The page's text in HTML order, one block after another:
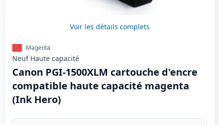
Voir les détails complets
Magenta
Neuf Haute capacité
Canon PGI-1500XLM cartouche d'encre
compatible haute capacité magenta
(Ink Hero)